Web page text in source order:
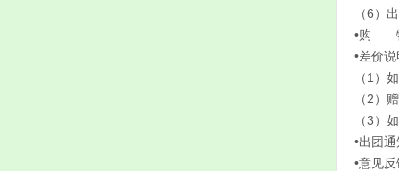
（6）
•购 物
•差价
（1）
（2）
（3）
•出团
•意见